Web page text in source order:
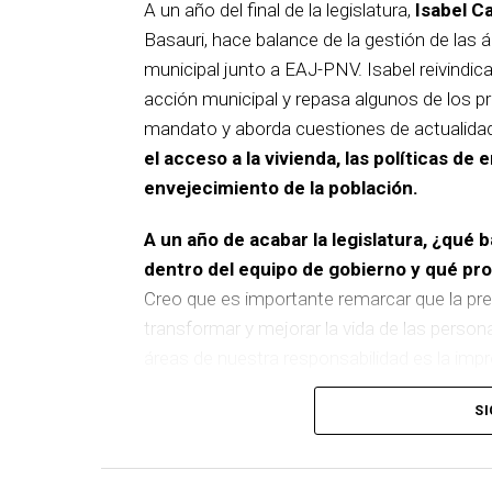
A un año del final de la legislatura, Isabel
Basauri, hace balance de la gestión de las
municipal junto a EAJ-PNV. Isabel
acción municipal y repasa algunos de los
mandato y aborda cuestiones de
el acceso a la vivienda, las políticas de
envejecimiento de la población.
A un año de acabar la legislatura, ¿qué
dentro del equipo de gobierno y qué
Creo que es importante remarcar que la
transformar y mejorar la vida de las
del equipo de gobierno.
En ese sentido, destacaría la
entre El Kalero y Basozelai. Es una